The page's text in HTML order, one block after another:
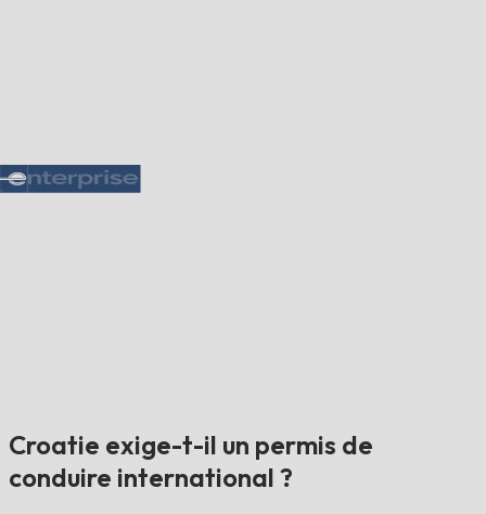
Croatie exige-t-il un permis de
conduire international ?